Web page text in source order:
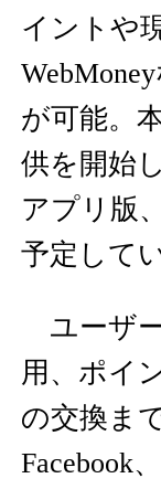
イントや
が可能。
供を開始
アプリ版
予定して
ユーザ
用、ポイ
の交換ま
Facebook